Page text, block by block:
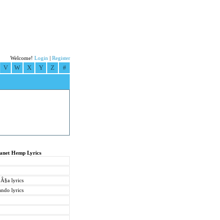
Welcome! Login Register
V W X Y Z #
Hemp Lyrics
lyrics
lyrics